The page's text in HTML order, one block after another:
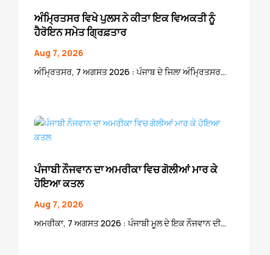
ਅੰਮ੍ਰਿਤਸਰ ਵਿਖੇ ਪੁਲਸ ਨੇ ਕੀਤਾ ਇਕ ਵਿਅਕਤੀ ਨੂੰ
ਹੈਰੋਇਨ ਸਮੇਤ ਗ੍ਰਿਫ਼ਤਾਰ
Aug 7, 2026
ਅੰਮ੍ਰਿਤਸਰ, 7 ਅਗਸਤ 2026 : ਪੰਜਾਬ ਦੇ ਜਿਲਾ ਅੰਮ੍ਰਿਤਸਰ...
ਪੰਜਾਬੀ ਨੌਜਵਾਨ ਦਾ ਅਮਰੀਕਾ ਵਿਚ ਗੋਲੀਆਂ ਮਾਰ ਕੇ
ਹੋਇਆ ਕਤਲ
Aug 7, 2026
ਅਮਰੀਕਾ, 7 ਅਗਸਤ 2026 : ਪੰਜਾਬੀ ਮੂਲ ਦੇ ਇਕ ਨੌਜਵਾਨ ਦੀ...